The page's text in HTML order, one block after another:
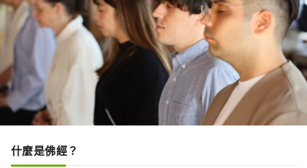
https://shunsaika.yokohama/en/
什麼是佛經？